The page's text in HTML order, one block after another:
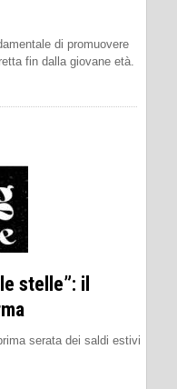
di promuovere
fin dalla giovane età.
stelle”: il
serata dei saldi estivi